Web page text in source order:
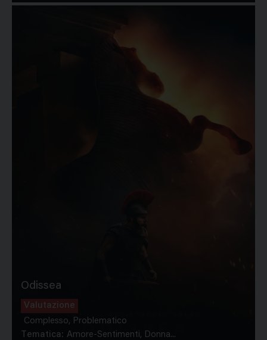
Odissea
Valutazione
Complesso, Problematico
Tematica: Amore-Sentimenti, Donna...